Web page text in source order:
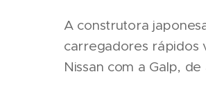
A construtora
carregadores rápidos
Nissan com a Galp,